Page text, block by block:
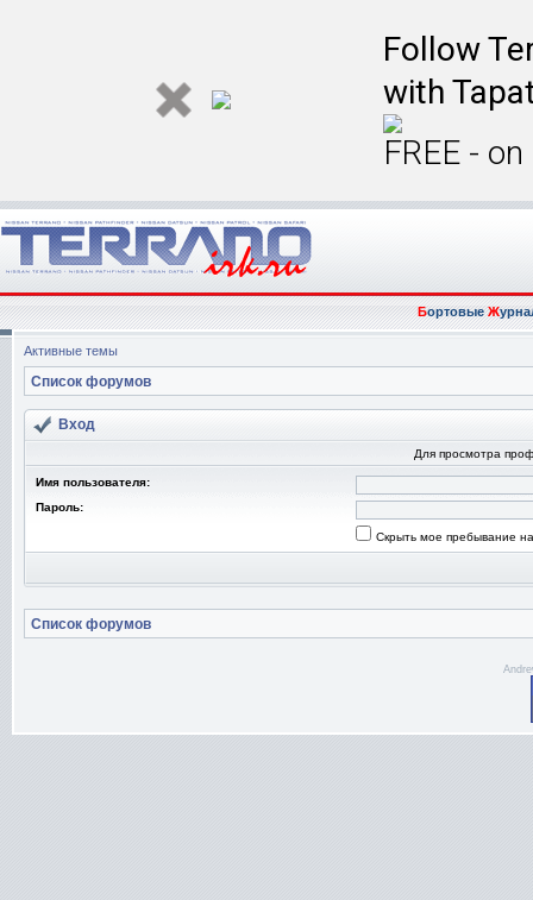
Follow
with
FREE -
БортовыеЖ
Активные темы
Список форумов
Вход
Для просмотра
Имя пользователя:
Пароль:
Скрыть мое пребывание
Список форумов